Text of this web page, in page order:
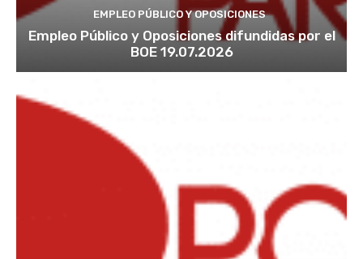
EMPLEO PÚBLICO Y OPOSICIONES
Empleo Público y Oposiciones difundidas por el
BOE 19.07.2026